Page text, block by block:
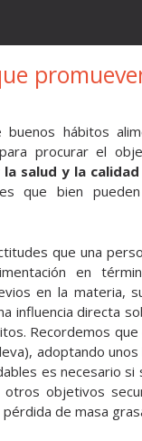
buenos hábitos
procurar el
salud y la
que bien
que una
en
en la materia,
influencia directa
Recordemos
adoptando
es necesario
otros objetivos
de masa